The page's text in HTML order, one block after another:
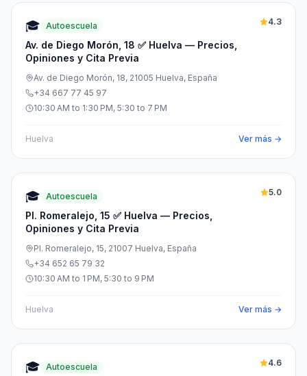
🎓 Autoescuela
Av. de Diego Morón, 18 ✅ Huelva — Precios,
Opiniones y Cita Previa
4.3
Av. de Diego Morón, 18, 21005 Huelva, España
+34 667 77 45 97
10:30 AM to 1:30 PM, 5:30 to 7 PM
Huelva Ver más →
🎓 Autoescuela
Pl. Romeralejo, 15 ✅ Huelva — Precios,
Opiniones y Cita Previa
5.0
Pl. Romeralejo, 15, 21007 Huelva, España
+34 652 65 79 32
10:30 AM to 1 PM, 5:30 to 9 PM
Huelva Ver más →
🎓 Autoescuela 4.6